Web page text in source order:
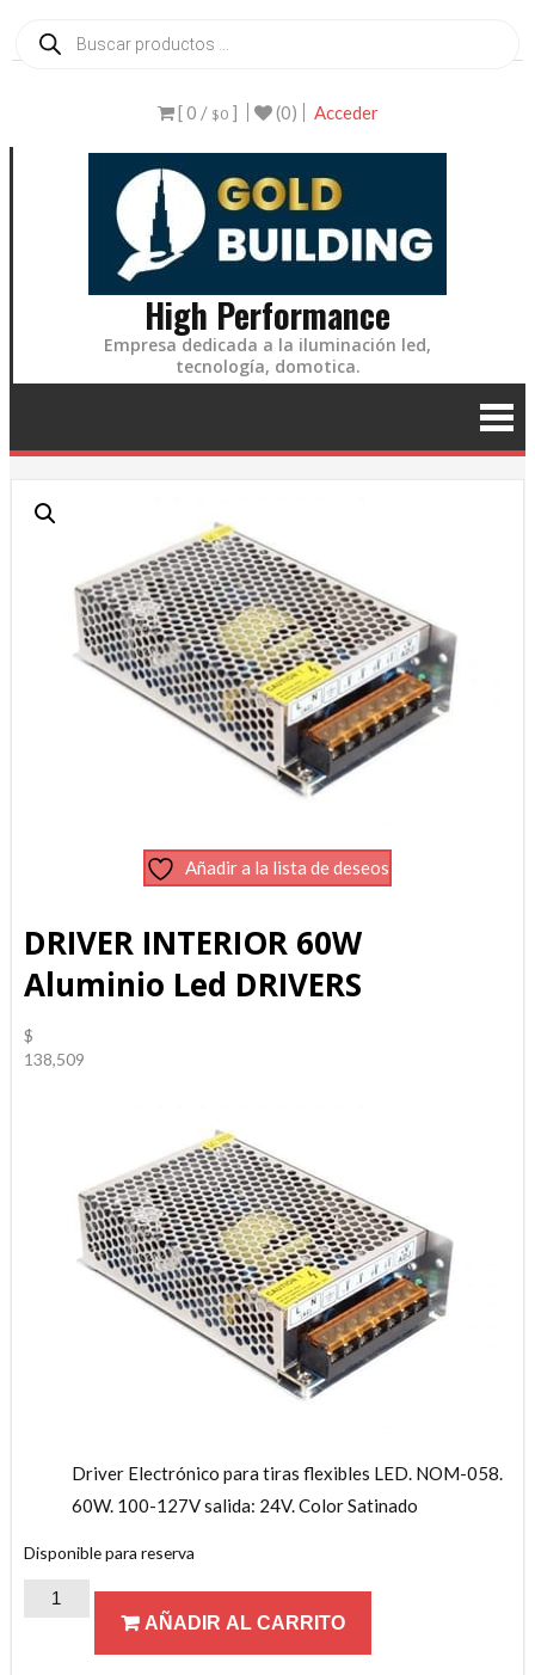
alproductos
[ 0 / $0] (0) Acceder
High Performance
Empresa dedicada a la iluminación led,
tecnología, domotica.
Añadir a la lista de deseos
DRIVER INTERIOR 60W
Aluminio Led DRIVERS
$
138,509
Driver Electrónico para tiras flexibles LED. NOM-058.
60W. 100-127V salida: 24V. Color Satinado
Disponible para reserva
DRIVER
AÑADIR AL CARRITO